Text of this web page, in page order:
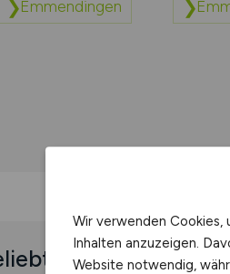
Emmendingen
Unternehmen
Wir verwenden Cookies,
Inhalten anzuzeigen.
Website notwendig,